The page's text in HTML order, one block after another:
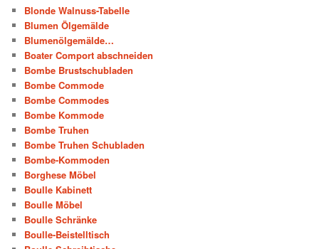
Blonde Walnuss-Tabelle
Blumen Ölgemälde
Blumenölgemälde…
Boater Comport abschneiden
Bombe Brustschubladen
Bombe Commode
Bombe Commodes
Bombe Kommode
Bombe Truhen
Bombe Truhen Schubladen
Bombe-Kommoden
Borghese Möbel
Boulle Kabinett
Boulle Möbel
Boulle Schränke
Boulle-Beistelltisch